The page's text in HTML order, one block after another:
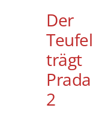
Der
Teufel
trägt
Prada
2